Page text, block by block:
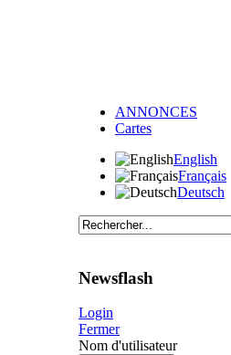
ANNONCES
Cartes
English
Français
Deutsch
Newsflash
Login
Fermer
Nom d'utilisateur